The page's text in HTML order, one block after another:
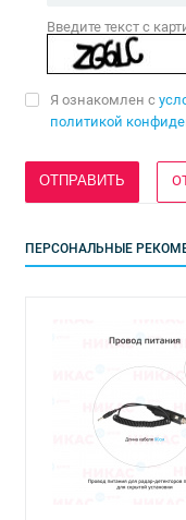
Введите текст с
Я ознакомлен с
политикой
ПЕРСОНАЛЬНЫЕ